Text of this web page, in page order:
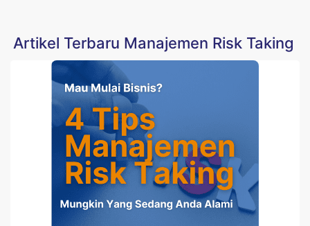
Artikel Terbaru Manajemen Risk Taking